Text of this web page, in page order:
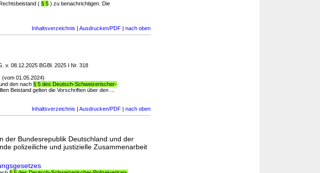
( § 5 ) zu benachrichtigen. Die
Inhaltsverzeichnis | Ausdrucken/PDF | nach oben
v. 08.12.2025 BGBl. 2025 I Nr. 318
(vom 01.05.2024)
den nach § 5 des Deutsch-Schweizerischer-
Beistand gelten die Vorschriften über den ...
Inhaltsverzeichnis | Ausdrucken/PDF | nach oben
der Bundesrepublik Deutschland und der
polizeiliche und justizielle Zusammenarbeit